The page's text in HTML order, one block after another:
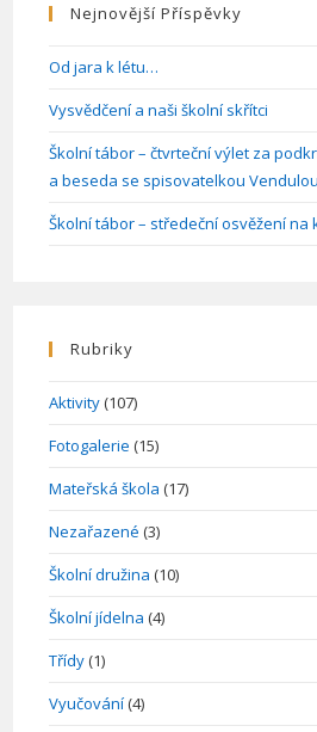
Nejnovější Příspěvky
Od jara k létu…
Vysvědčení a naši školní skřítci
Školní tábor – čtvrteční výlet za
a beseda se spisovatelkou
Školní tábor – středeční osvěžení na
Rubriky
Aktivity (107)
Fotogalerie (15)
Mateřská škola (17)
Nezařazené (3)
Školní družina (10)
Školní jídelna (4)
Třídy (1)
Vyučování (4)